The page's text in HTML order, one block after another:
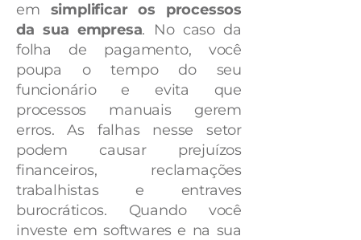
em simplificar os processos
da sua empresa. No caso da
folha de pagamento, você
poupa o tempo do seu
funcionário e evita que
processos manuais gerem
erros. As falhas nesse setor
podem causar prejuízos
financeiros, reclamações
trabalhistas e entraves
burocráticos. Quando você
investe em softwares e na sua